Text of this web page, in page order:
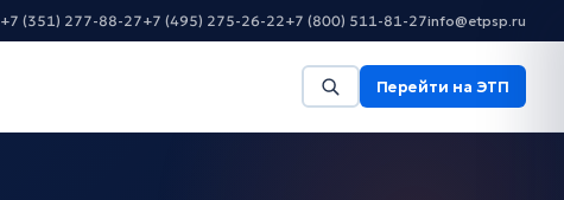
+7 (351) 277-88-27+7 (495) 275-26-22+7 (800) 511-81-27info@etpsp.ru
Перейти на ЭТП